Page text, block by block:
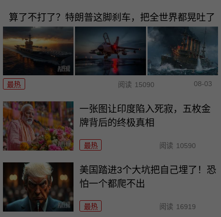
算了不打了？特朗普这脚刹车，把全世界都晃吐了
最热 阅读 15090 08-03
一张图让印度陷入死寂，五枚金
牌背后的终极真相
最热 阅读 10590
美国踏进3个大坑把自己埋了！恐
怕一个都爬不出
最热 阅读 16919